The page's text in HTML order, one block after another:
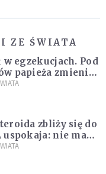
ZE ŚWIATA
w egzekucjach. Pod
papieża zmienił
zbliży się do
uspokaja: nie ma